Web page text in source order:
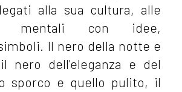
alla sua cultura, alle
mentali con idee,
Il nero della notte e
nero dell'eleganza e del
sporco e quello pulito, il